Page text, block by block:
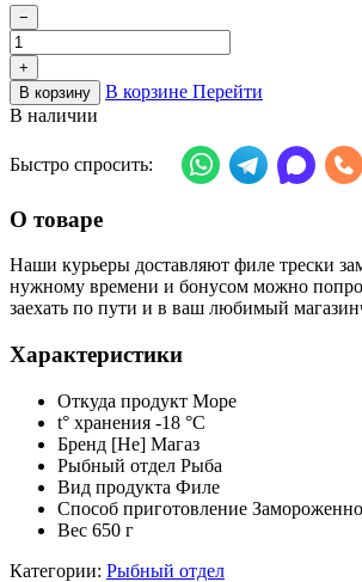
−
+
В корзину
В корзине Перейти
В наличии
Быстро спросить:
О товаре
Наши курьеры доставляют филе трески
нужному времени и бонусом можно
заехать по пути и в ваш любимый
Характеристики
Откуда продукт Море
t° хранения -18 °C
Бренд [Не] Магаз
Рыбный отдел Рыба
Вид продукта Филе
Способ приготовление
Вес 650 г
Категории: Рыбный отдел